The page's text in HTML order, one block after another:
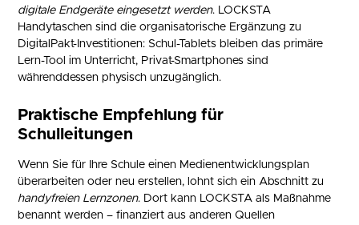
digitale Endgeräte eingesetzt werden. LOCKSTA
Handytaschen sind die organisatorische Ergänzung zu
DigitalPakt-Investitionen: Schul-Tablets bleiben das primäre
Lern-Tool im Unterricht, Privat-Smartphones sind
währenddessen physisch unzugänglich.
Praktische Empfehlung für
Schulleitungen
Wenn Sie für Ihre Schule einen Medienentwicklungsplan
überarbeiten oder neu erstellen, lohnt sich ein Abschnitt zu
handyfreien Lernzonen. Dort kann LOCKSTA als Maßnahme
benannt werden – finanziert aus anderen Quellen